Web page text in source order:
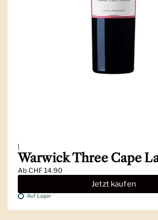
|
Warwick Three Cape
AbCHF 14.90
Jetzt kaufen
Auf Lager